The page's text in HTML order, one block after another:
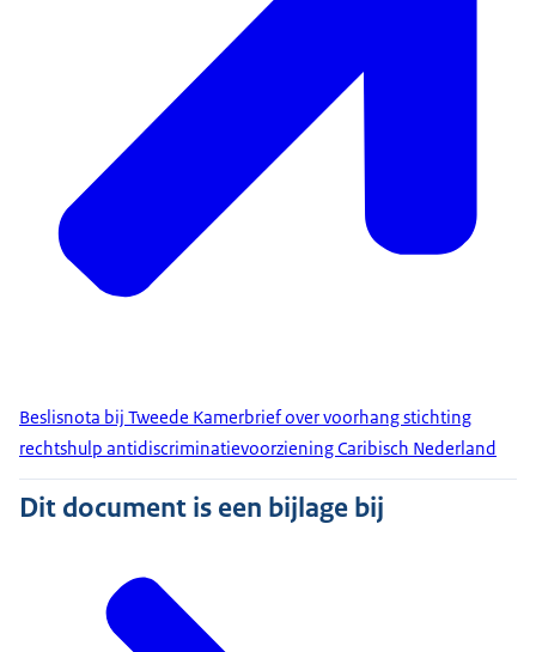
Beslisnota bij Tweede Kamerbrief over voorhang stichting
rechtshulp antidiscriminatievoorziening Caribisch Nederland
Dit document is een bijlage bij